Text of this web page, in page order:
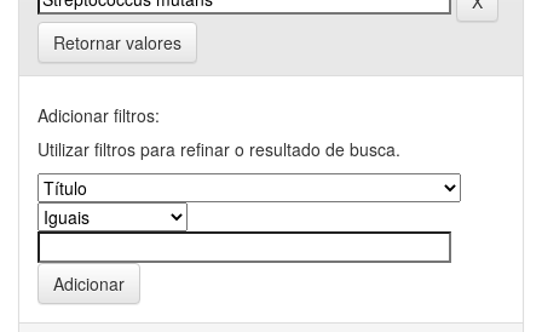
Retornar valores
Adicionar filtros:
Utilizar filtros para refinar o resultado de busca.